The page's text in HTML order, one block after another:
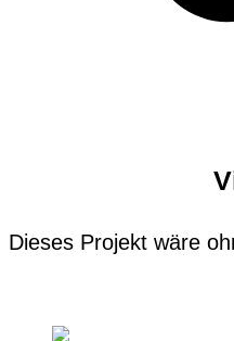
Dieses Projekt wäre